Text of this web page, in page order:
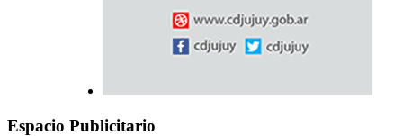
Espacio Publicitario